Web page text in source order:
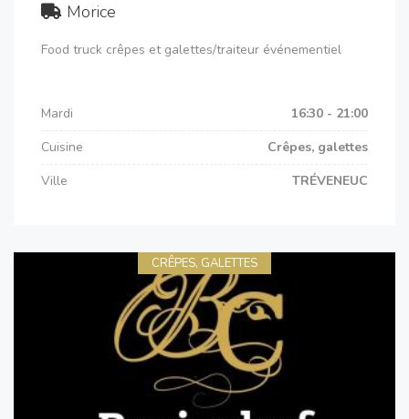
Morice
Food truck crêpes et galettes/traiteur événementiel
Mardi
16:30 - 21:00
Cuisine
Crêpes, galettes
Ville
TRÉVENEUC
CRÊPES, GALETTES